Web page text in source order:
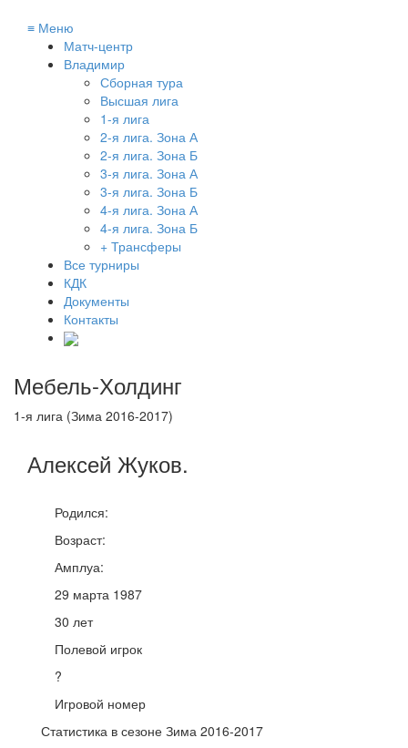
≡ Меню
Матч-центр
Владимир
Сборная тура
Высшая лига
1-я лига
2-я лига. Зона А
2-я лига. Зона Б
3-я лига. Зона А
3-я лига. Зона Б
4-я лига. Зона А
4-я лига. Зона Б
+ Трансферы
Все турниры
КДК
Документы
Контакты
Мебель-Холдинг
1-я лига (Зима 2016-2017)
Алексей Жуков.
Родился:
Возраст:
Амплуа:
29 марта 1987
30 лет
Полевой игрок
?
Игровой номер
Статистика в сезоне Зима 2016-2017